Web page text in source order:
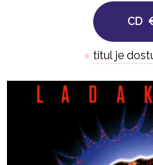
pracovalo. Hlavní díl
všechny zvuky a materiály
struktury jsou dané
Je to spojení přírodních
vyrobených nástrojů,
barevný. Hned první
vyrobený z dětského
CD
● titul je